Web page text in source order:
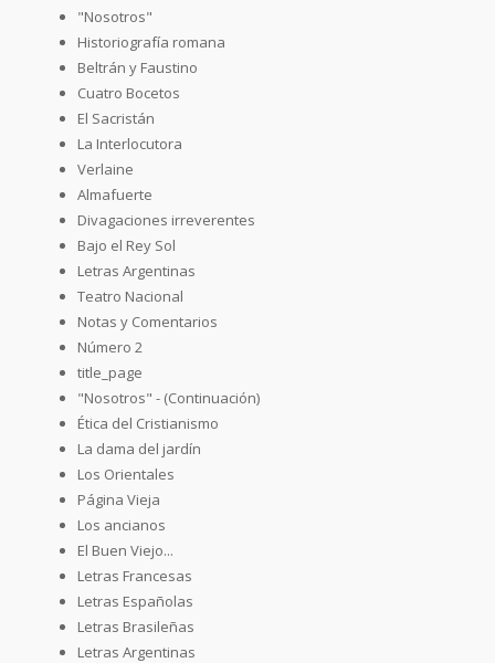
"Nosotros"
Historiografía romana
Beltrán y Faustino
Cuatro Bocetos
El Sacristán
La Interlocutora
Verlaine
Almafuerte
Divagaciones irreverentes
Bajo el Rey Sol
Letras Argentinas
Teatro Nacional
Notas y Comentarios
Número 2
title_page
"Nosotros" - (Continuación)
Ética del Cristianismo
La dama del jardín
Los Orientales
Página Vieja
Los ancianos
El Buen Viejo...
Letras Francesas
Letras Españolas
Letras Brasileñas
Letras Argentinas